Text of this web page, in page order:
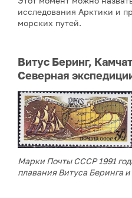
исследования Арктики и
морских путей.
Витус Беринг,
Северная
Марки Почты СССР 1991
плавания Витуса Беринга